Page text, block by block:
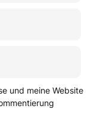
und meine Website